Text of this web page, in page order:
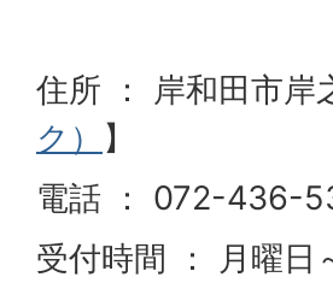
住所 ： 岸和田市岸
ク） 】
電話 ： 072-436-
受付時間 ： 月曜日